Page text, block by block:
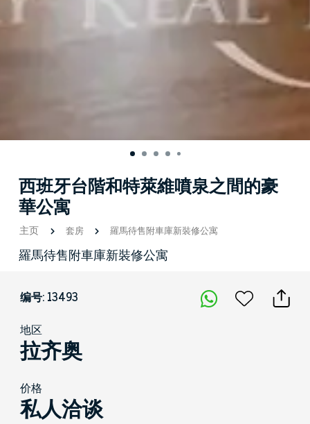
西班牙台階和特萊維噴泉之間的豪
華公寓
主页 套房 羅馬待售附車庫新裝修公寓
羅馬待售附車庫新裝修公寓
编号: 13493
地区
拉齐奥
价格
私人洽谈